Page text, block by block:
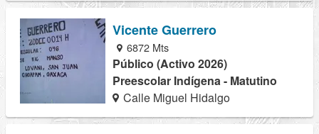
Vicente Guerrero
6872 Mts
Público (Activo 2026)
Preescolar Indígena - Matutino
Calle Miguel Hidalgo